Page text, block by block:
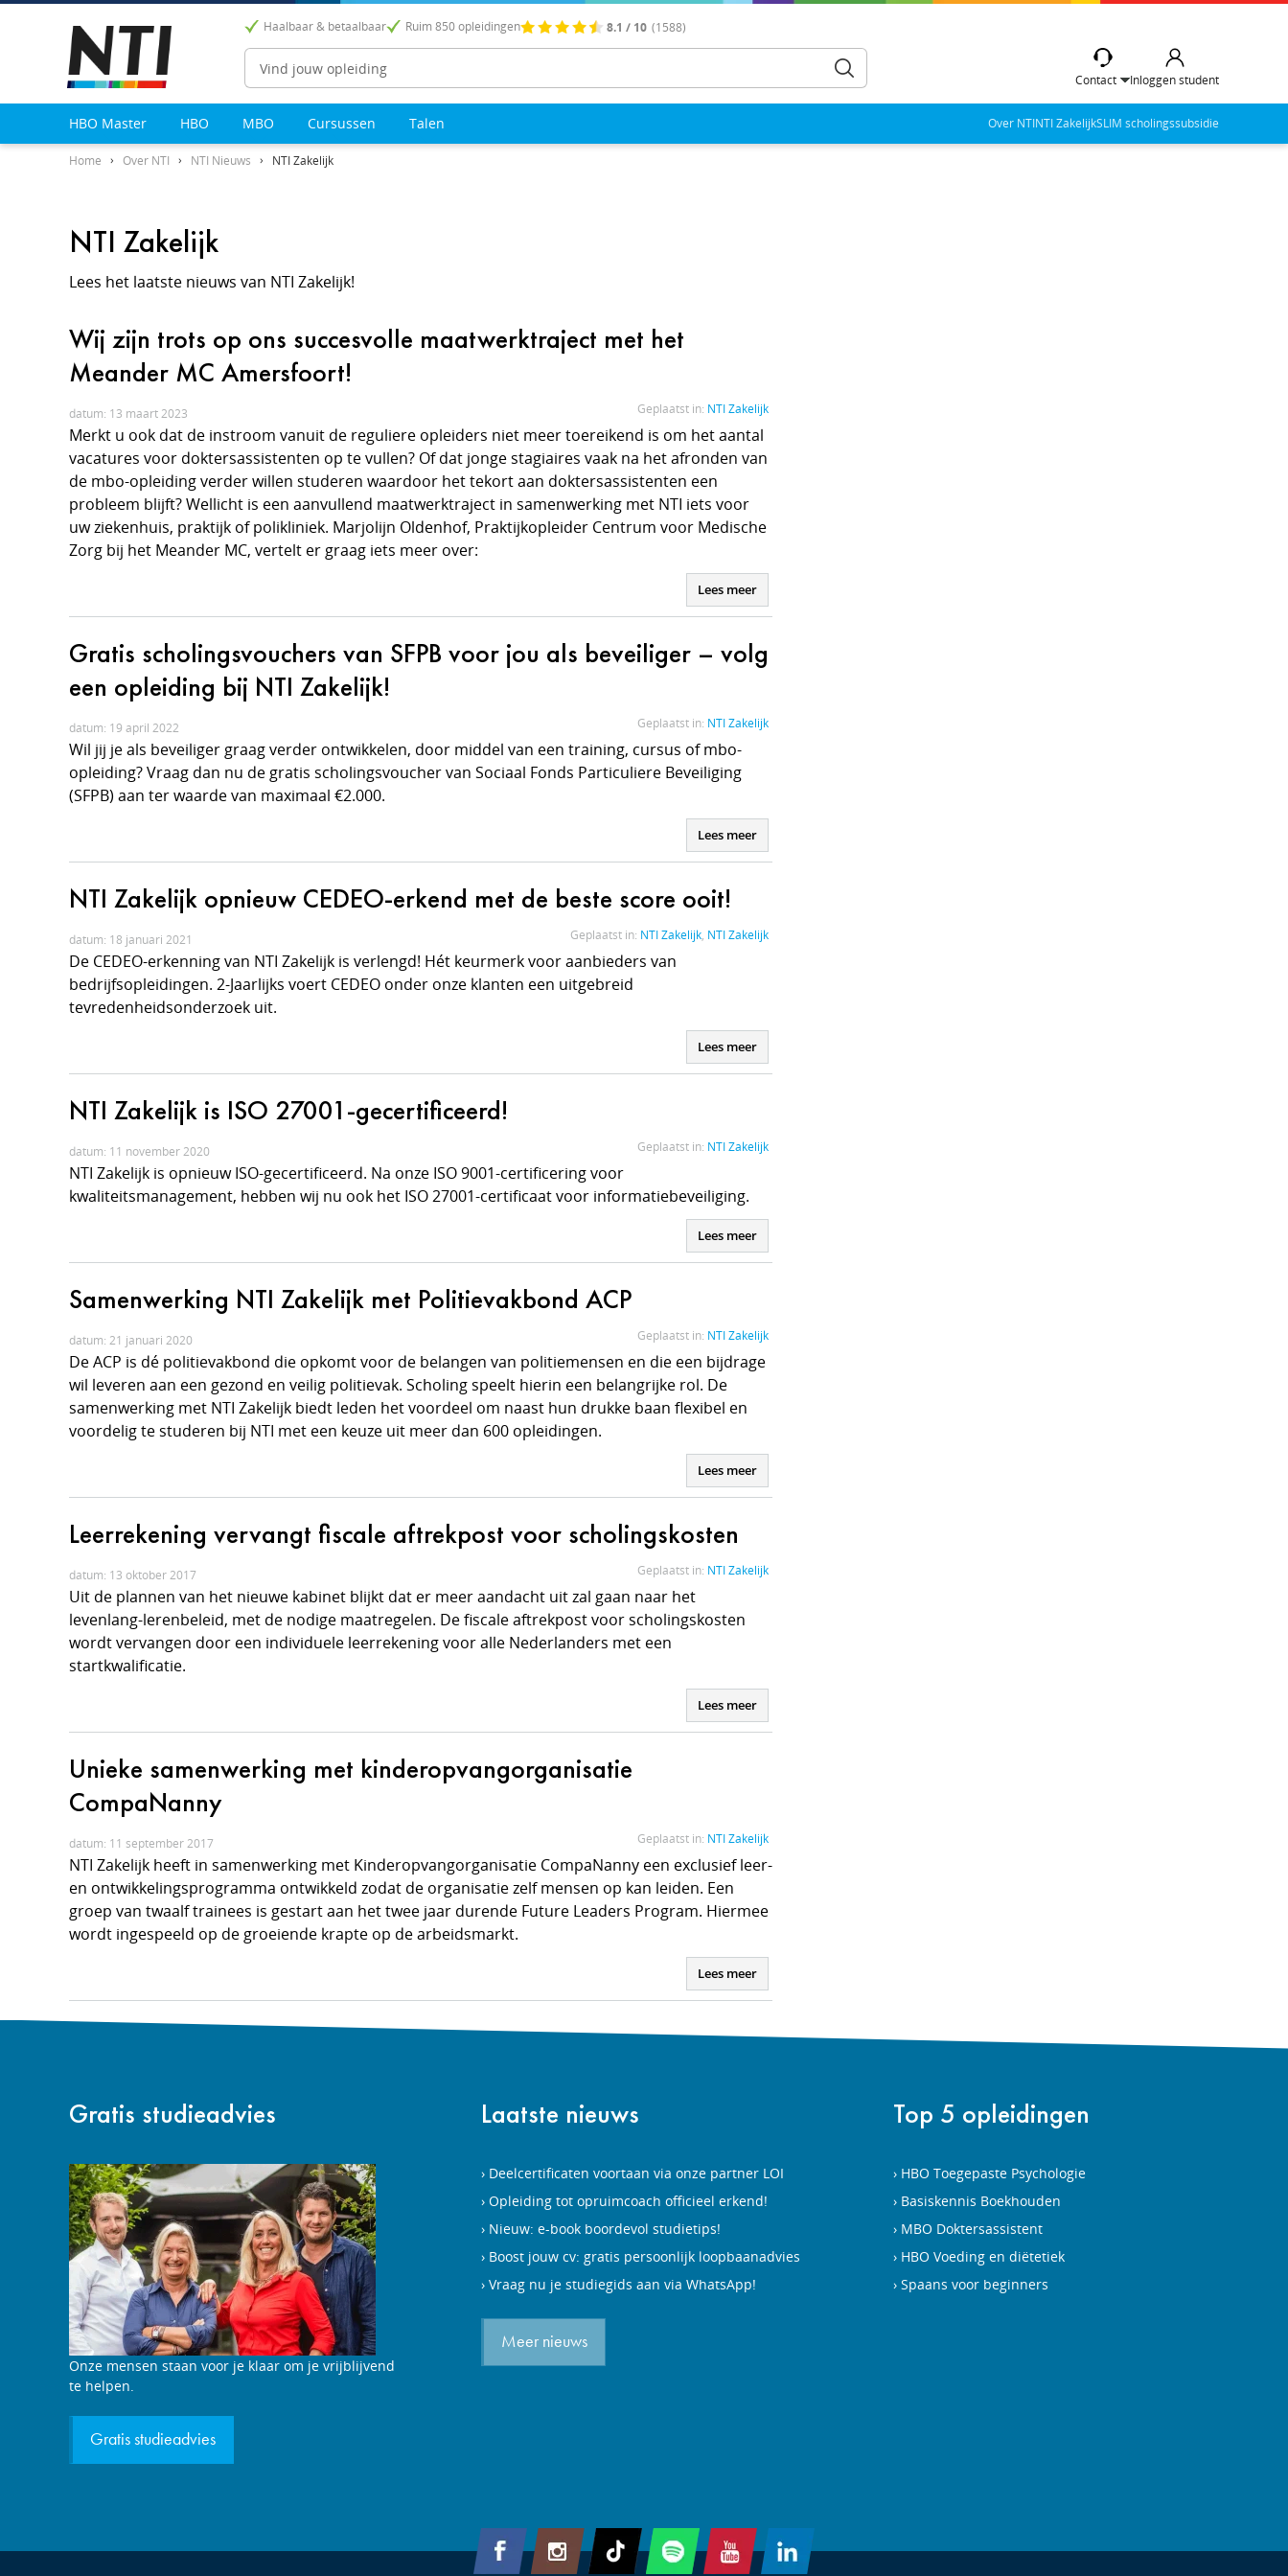
Haalbaar & betaalbaar Ruim 850 opleidingen 8.1 / 10 (1588)
Zoeken
Contact Inloggen student
HBO Master HBO MBO Cursussen Talen Over NTINTI ZakelijkSLIM scholingssubsidie
Home Over NTI NTI Nieuws NTI Zakelijk
NTI Zakelijk
Lees het laatste nieuws van NTI Zakelijk!
Wij zijn trots op ons succesvolle maatwerktraject met het
Meander MC Amersfoort!
datum: 13 maart 2023 Geplaatst in: NTI Zakelijk
Merkt u ook dat de instroom vanuit de reguliere opleiders niet meer toereikend is om het aantal
vacatures voor doktersassistenten op te vullen? Of dat jonge stagiaires vaak na het afronden van
de mbo-opleiding verder willen studeren waardoor het tekort aan doktersassistenten een
probleem blijft? Wellicht is een aanvullend maatwerktraject in samenwerking met NTI iets voor
uw ziekenhuis, praktijk of polikliniek. Marjolijn Oldenhof, Praktijkopleider Centrum voor Medische
Zorg bij het Meander MC, vertelt er graag iets meer over:
Lees meer
Gratis scholingsvouchers van SFPB voor jou als beveiliger – volg
een opleiding bij NTI Zakelijk!
datum: 19 april 2022 Geplaatst in: NTI Zakelijk
Wil jij je als beveiliger graag verder ontwikkelen, door middel van een training, cursus of mbo-
opleiding? Vraag dan nu de gratis scholingsvoucher van Sociaal Fonds Particuliere Beveiliging
(SFPB) aan ter waarde van maximaal €2.000.
Lees meer
NTI Zakelijk opnieuw CEDEO-erkend met de beste score ooit!
datum: 18 januari 2021 Geplaatst in: NTI Zakelijk, NTI Zakelijk
De CEDEO-erkenning van NTI Zakelijk is verlengd! Hét keurmerk voor aanbieders van
bedrijfsopleidingen. 2-Jaarlijks voert CEDEO onder onze klanten een uitgebreid
tevredenheidsonderzoek uit.
Lees meer
NTI Zakelijk is ISO 27001-gecertificeerd!
datum: 11 november 2020 Geplaatst in: NTI Zakelijk
NTI Zakelijk is opnieuw ISO-gecertificeerd. Na onze ISO 9001-certificering voor
kwaliteitsmanagement, hebben wij nu ook het ISO 27001-certificaat voor informatiebeveiliging.
Lees meer
Samenwerking NTI Zakelijk met Politievakbond ACP
datum: 21 januari 2020 Geplaatst in: NTI Zakelijk
De ACP is dé politievakbond die opkomt voor de belangen van politiemensen en die een bijdrage
wil leveren aan een gezond en veilig politievak. Scholing speelt hierin een belangrijke rol. De
samenwerking met NTI Zakelijk biedt leden het voordeel om naast hun drukke baan flexibel en
voordelig te studeren bij NTI met een keuze uit meer dan 600 opleidingen.
Lees meer
Leerrekening vervangt fiscale aftrekpost voor scholingskosten
datum: 13 oktober 2017 Geplaatst in: NTI Zakelijk
Uit de plannen van het nieuwe kabinet blijkt dat er meer aandacht uit zal gaan naar het
levenlang-lerenbeleid, met de nodige maatregelen. De fiscale aftrekpost voor scholingskosten
wordt vervangen door een individuele leerrekening voor alle Nederlanders met een
startkwalificatie.
Lees meer
Unieke samenwerking met kinderopvangorganisatie
CompaNanny
datum: 11 september 2017 Geplaatst in: NTI Zakelijk
NTI Zakelijk heeft in samenwerking met Kinderopvangorganisatie CompaNanny een exclusief leer-
en ontwikkelingsprogramma ontwikkeld zodat de organisatie zelf mensen op kan leiden. Een
groep van twaalf trainees is gestart aan het twee jaar durende Future Leaders Program. Hiermee
wordt ingespeeld op de groeiende krapte op de arbeidsmarkt.
Lees meer
Gratis studieadvies
Studieadviesgesprek
aanvragen
Onze mensen staan voor je klaar om je vrijblijvend
te helpen.
Gratis studieadvies
Laatste nieuws
Deelcertificaten voortaan via onze partner LOI
Opleiding tot opruimcoach officieel erkend!
Nieuw: e-book boordevol studietips!
Boost jouw cv: gratis persoonlijk loopbaanadvies
Vraag nu je studiegids aan via WhatsApp!
Meer nieuws
Top 5 opleidingen
HBO Toegepaste Psychologie
Basiskennis Boekhouden
MBO Doktersassistent
HBO Voeding en diëtetiek
Spaans voor beginners